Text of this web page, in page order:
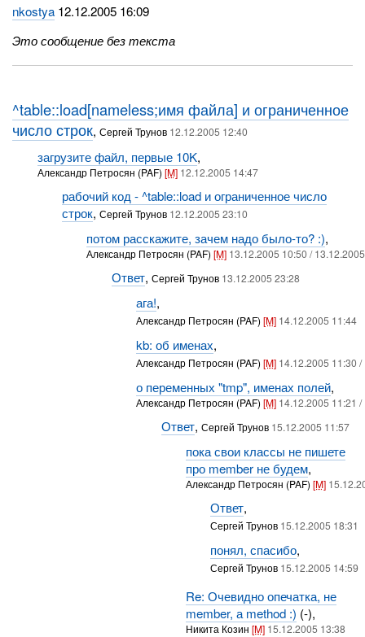
nkostya 12.12.2005 16:09
Это сообщение без текста
^table::load[nameless;имя файла] и ограниченное
число строк,Сергей Трунов 12.12.2005 12:40
загрузите файл, первые 10K,
Александр Петросян (PAF) [M] 12.12.2005 14:47
рабочий код - ^table::load и ограниченное число
строк, Сергей Трунов 12.12.2005 23:10
потом расскажите, зачем надо было-то? :),
Александр Петросян (PAF)[M] 13.12.2005 10:50 /
Ответ, Сергей Трунов 13.12.2005 23:28
ага!,
Александр Петросян (PAF)[M] 14.12.2005 11:44
kb: об именах,
Александр Петросян (PAF)[M] 14.12.2005 11:30
о переменных "tmp", именах полей,
Александр Петросян (PAF)[M] 14.12.2005 11:21
Ответ, Сергей Трунов 15.12.2005 11:57
пока свои классы не пишете
про member не будем,
Александр Петросян (PAF) [M]
Ответ,
Сергей Трунов 15.12.2005 18:31
понял, спасибо,
Сергей Трунов 15.12.2005 14:59
Re: Очевидно опечатка, не
member, а method :) (-),
Никита Козин [M] 15.12.2005 13:38